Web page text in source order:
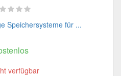
Speichersysteme für ...
verfügbar